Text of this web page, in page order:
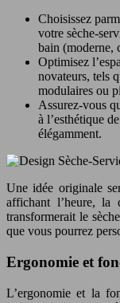
Choisissez
votre sèche-
bain (moderne,
Optimisez
novateurs, tels
modulaires ou
Assurez-vous
à l’esthétique
élégamment.
Une idée originale
affichant l’heure, la
transformerait le
que vous pourrez
Ergonomie et
L’ergonomie et la